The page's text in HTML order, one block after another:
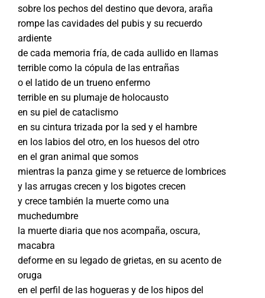
sobre los pechos del destino que devora, araña
rompe las cavidades del pubis y su recuerdo
ardiente
de cada memoria fría, de cada aullido en llamas
terrible como la cópula de las entrañas
o el latido de un trueno enfermo
terrible en su plumaje de holocausto
en su piel de cataclismo
en su cintura trizada por la sed y el hambre
en los labios del otro, en los huesos del otro
en el gran animal que somos
mientras la panza gime y se retuerce de lombrices
y las arrugas crecen y los bigotes crecen
y crece también la muerte como una
muchedumbre
la muerte diaria que nos acompaña, oscura,
macabra
deforme en su legado de grietas, en su acento de
oruga
en el perfil de las hogueras y de los hipos del